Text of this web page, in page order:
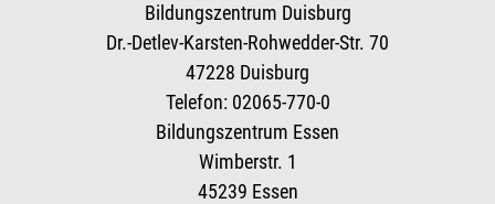
Bildungszentrum Duisburg
Dr.-Detlev-Karsten-Rohwedder-Str. 70
47228 Duisburg
Telefon: 02065-770-0
Bildungszentrum Essen
Wimberstr. 1
45239 Essen